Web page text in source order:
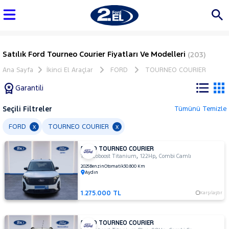
Satılık Ford Tourneo Courier Fiyatları Ve Modelleri (203)
Ana Sayfa İkinci El Araçlar FORD TOURNEO COURIER
Garantili
Tüm
Araçlar
AUDI
BMC
BMW
BYD
Seçili Filtreler Tümünü Temizle
FORD x TOURNEO COURIER x
FORD TOURNEO COURIER
1.0 Ecoboost Titanium,122Hp,Combi Camlı
2025BenzinOtomatik30.800 Km
Aydın
1.275.000 TL Karşılaştır
FORD TOURNEO COURIER